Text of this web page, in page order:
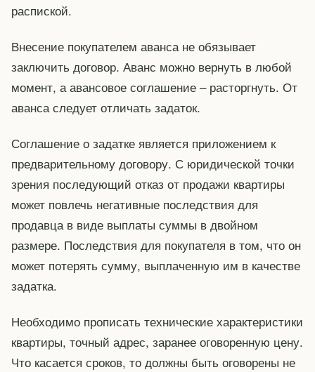
распиской.
Внесение покупателем аванса не обязывает
заключить договор. Аванс можно вернуть в любой
момент, а авансовое соглашение – расторгнуть. От
аванса следует отличать задаток.
Соглашение о задатке является приложением к
предварительному договору. С юридической точки
зрения последующий отказ от продажи квартиры
может повлечь негативные последствия для
продавца в виде выплаты суммы в двойном
размере. Последствия для покупателя в том, что он
может потерять сумму, выплаченную им в качестве
задатка.
Необходимо прописать технические характеристики
квартиры, точный адрес, заранее оговоренную цену.
Что касается сроков, то должны быть оговорены не